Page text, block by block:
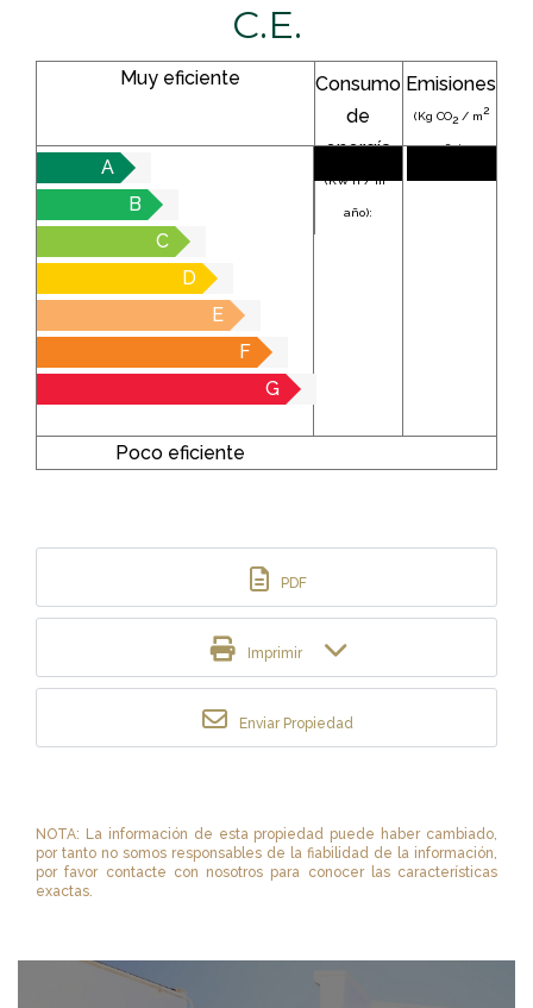
C.E.
Muy eficiente
Consumo
de
energía
(KW h / m
año):
Emisiones
(Kg CO2/ m2
año):
A
B
C
D
E
F
G
Poco eficiente
PDF
Imprimir
Enviar Propiedad
NOTA: La información de esta propiedad puede haber cambiado,
por tanto no somos responsables de la fiabilidad de la información,
por favor contacte con nosotros para conocer las características
exactas.